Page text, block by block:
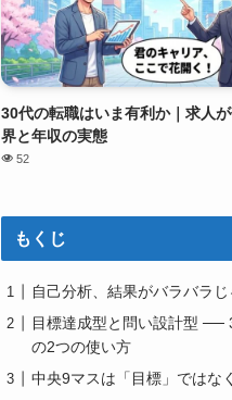
30代の転職はいま有利か｜求人
界と年収の実態
52
もくじ
自己分析、結果がバラバラ
目標達成型と問い設計型 ──
の2つの使い方
中央9マスは「目標」ではな